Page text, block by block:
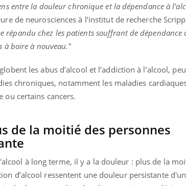
entre la douleur chronique et la dépendance à
de neurosciences à l’institut de recherche
répandu chez les patients souffrant de dépendance
à boire à nouveau."
les abus d'alcool et l’addiction à l’alcool,
chroniques, notamment les maladies
ou certains cancers.
de la moitié des personnes
à long terme, il y a la douleur : plus de la
d’alcool ressentent une douleur persistante